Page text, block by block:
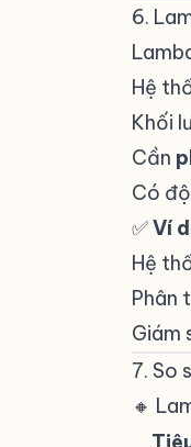
6.
Hệ
Khối
Cần
Có
✅Ví
Hệ
Phân
Giám
7. So
🔸